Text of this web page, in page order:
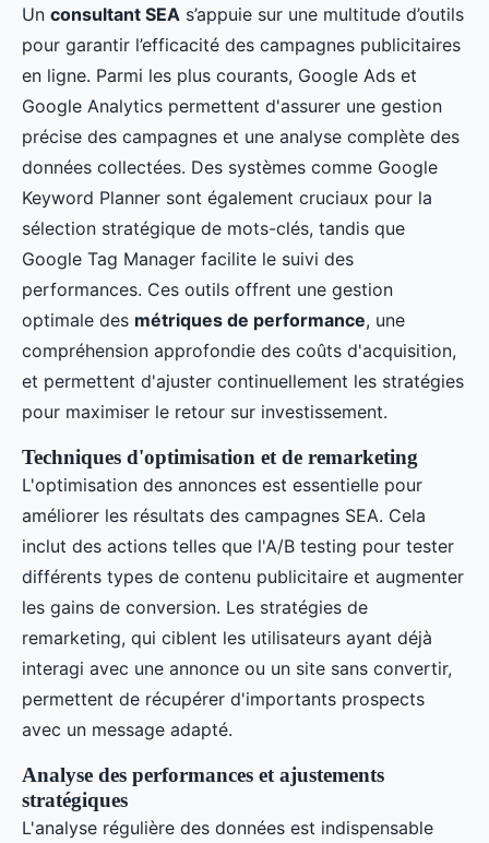
Un consultant SEA s’appuie sur une multitude d’outils
pour garantir l’efficacité des campagnes publicitaires
en ligne. Parmi les plus courants, Google Ads et
Google Analytics permettent d'assurer une gestion
précise des campagnes et une analyse complète des
données collectées. Des systèmes comme Google
Keyword Planner sont également cruciaux pour la
sélection stratégique de mots-clés, tandis que
Google Tag Manager facilite le suivi des
performances. Ces outils offrent une gestion
optimale des métriques de performance, une
compréhension approfondie des coûts d'acquisition,
et permettent d'ajuster continuellement les stratégies
pour maximiser le retour sur investissement.
Techniques d'optimisation et de remarketing
L'optimisation des annonces est essentielle pour
améliorer les résultats des campagnes SEA. Cela
inclut des actions telles que l'A/B testing pour tester
différents types de contenu publicitaire et augmenter
les gains de conversion. Les stratégies de
remarketing, qui ciblent les utilisateurs ayant déjà
interagi avec une annonce ou un site sans convertir,
permettent de récupérer d'importants prospects
avec un message adapté.
Analyse des performances et ajustements
stratégiques
L'analyse régulière des données est indispensable